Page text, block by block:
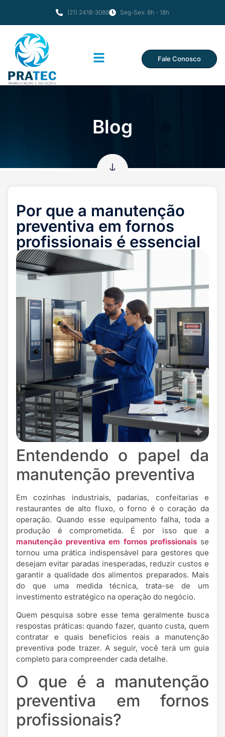
(21) 2418-3086 Seg-Sex: 8h - 18h
Fale Conosco
Blog
Por que a manutenção
preventiva em fornos
profissionais é essencial
Entendendo o papel da
manutenção preventiva
Em cozinhas industriais, padarias, confeitarias e
restaurantes de alto fluxo, o forno é o coração da
operação. Quando esse equipamento falha, toda a
produção é comprometida. É por isso que a
manutenção preventiva em fornos profissionais se
tornou uma prática indispensável para gestores que
desejam evitar paradas inesperadas, reduzir custos e
garantir a qualidade dos alimentos preparados. Mais
do que uma medida técnica, trata-se de um
investimento estratégico na operação do negócio.
Quem pesquisa sobre esse tema geralmente busca
respostas práticas: quando fazer, quanto custa, quem
contratar e quais benefícios reais a manutenção
preventiva pode trazer. A seguir, você terá um guia
completo para compreender cada detalhe.
O que é a manutenção
preventiva em fornos
profissionais?